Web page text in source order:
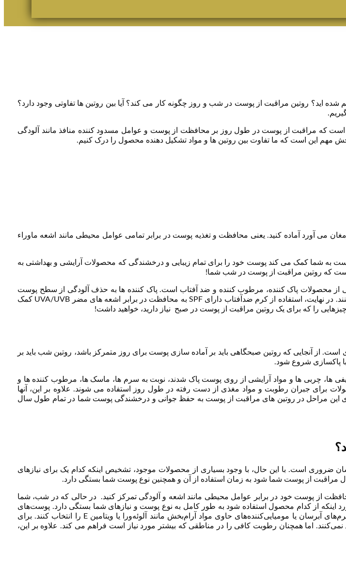
اید؟ روتین مراقبت از پوست در شب و روز چگونه کار می کند؟ آیا بین روتین ها تفاوتی وجود دارد؟
که مراقبت از پوست در طول روز بر محافظت از پوست و عوامل مسدود کننده منافذ مانند آلودگی
این است که ما تفاوت بین روتین ها و مواد تشکیل دهنده محصول را درک کنیم.
می آورد آماده کنید. یعنی محافظت و تغذیه پوست در برابر تمامی عوامل محیطی مانند اشعه ماوراء
به شما کمک می کند پوست خود را برای تمام زیبایی و درخشندگی که محصولات آرایشی و بهداشتی به
است که روتین مراقبت از پوست در شب شما!
از محصولات پاک کننده، مرطوب کننده و ضد آفتاب است. پاک کننده ها به حذف آلودگی از سطح پوست
شما کمک می کنند، در حالی که مرطوب کننده ها آبرسانی را برای درخشندگی سالم فراهم می کنند. در نهایت، استفاده از کرم ضدآفتاب دارای SPF به محافظت در برابر اشعه های مضر UVA/UVB کمک
را که برای یک روتین مراقبت از پوست در صبح نیاز دارید، خواهید داشت!
از آنجایی که روتین صبحگاهی باید بر آماده سازی پوست برای روز متمرکز باشد، روتین شب باید بر
پاکسازی شروع شود.
ها، چربی ها و مواد آرایشی از روی پوست پاک شدند، نوبت به سرم ها، ماسک ها، مرطوب کننده ها و
جبران رطوبت و مواد مغذی از دست رفته در طول روز استفاده می شوند. علاوه بر این، آنها
این مراحل در روتین های مراقبت از پوست به حفظ جوانی و درخشندگی پوست شما در تمام طول سال
است. با این حال، با وجود بسیاری از محصولات موجود، تشخیص اینکه کدام یک برای نیازهای
مراقبت از پوست شما شود به زمان استفاده از آن و همچنین نوع پوست شما بستگی دارد.
از پوست خود در برابر عوامل محیطی مانند اشعه و آلودگی تمرکز کنید. در حالی که در شب، شما
اینکه از کدام محصول استفاده شود به طور کامل به نوع پوست و نیازهای شما بستگی دارد. پوست‌های
چرب باید به دنبال مرطوب‌کننده‌های سبک باشند، در حالی که پوست‌های خشک یا حساس باید کرم‌های آبرسان یا مومیایی‌کننده‌های حاوی مواد آرام‌بخش مانند آلوئه‌ورا یا ویتامین E را انتخاب کنند. برای
اما همچنان رطوبت کافی را در مناطقی که بیشتر مورد نیاز است فراهم می کند. علاوه بر این،